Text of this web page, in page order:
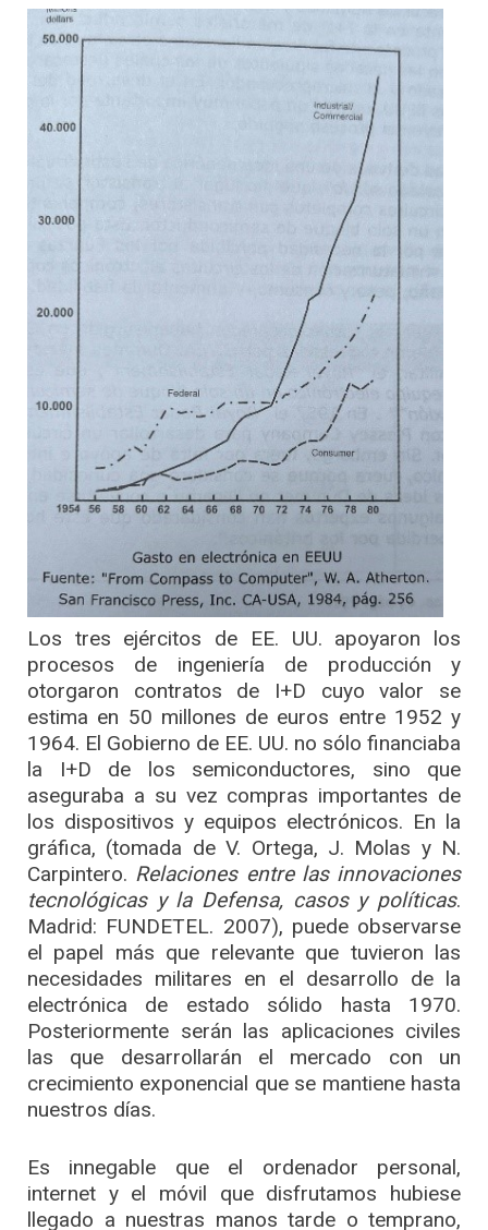
Los tres ejércitos de EE. UU. apoyaron los
procesos de ingeniería de producción y
otorgaron contratos de I+D cuyo valor se
estima en 50 millones de euros entre 1952 y
1964. El Gobierno de EE. UU. no sólo financiaba
la I+D de los semiconductores, sino que
aseguraba a su vez compras importantes de
los dispositivos y equipos electrónicos. En la
gráfica, (tomada de V. Ortega, J. Molas y N.
Carpintero. Relaciones entre las innovaciones
tecnológicas y la Defensa, casos y políticas.
Madrid: FUNDETEL. 2007), puede observarse
el papel más que relevante que tuvieron las
necesidades militares en el desarrollo de la
electrónica de estado sólido hasta 1970.
Posteriormente serán las aplicaciones civiles
las que desarrollarán el mercado con un
crecimiento exponencial que se mantiene hasta
nuestros días.
Es innegable que el ordenador personal,
internet y el móvil que disfrutamos hubiese
llegado a nuestras manos tarde o temprano,